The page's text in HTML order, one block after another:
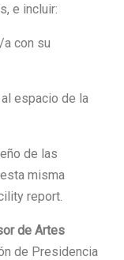
e incluir:
con su
espacio de la
de las
misma
report.
de Artes
de Presidencia